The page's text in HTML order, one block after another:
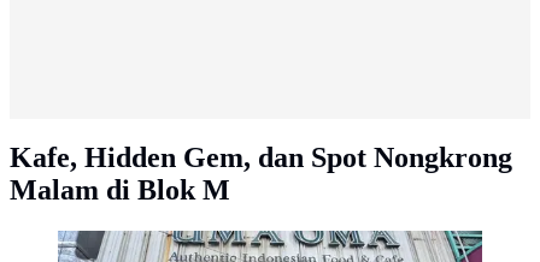
Kafe, Hidden Gem, dan Spot Nongkrong
Malam di Blok M